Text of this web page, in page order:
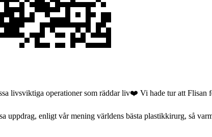
livsviktiga operationer som räddar liv❤️ Vi hade tur att Flisan
uppdrag, enligt vår mening världens bästa plastikkirurg, så